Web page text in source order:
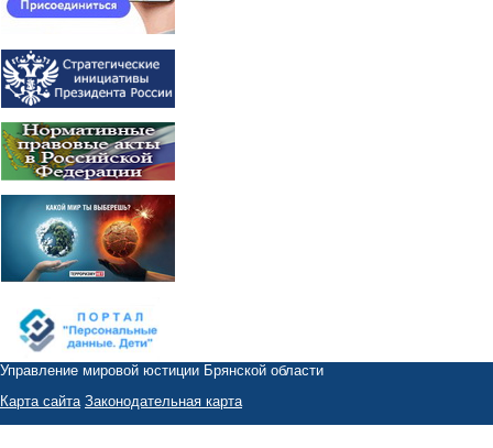
Управление мировой юстиции Брянской области
Карта сайта Законодательная карта